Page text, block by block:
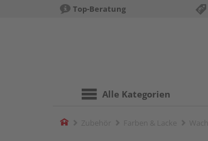
Top-Beratung
Alle Kategorien
Home